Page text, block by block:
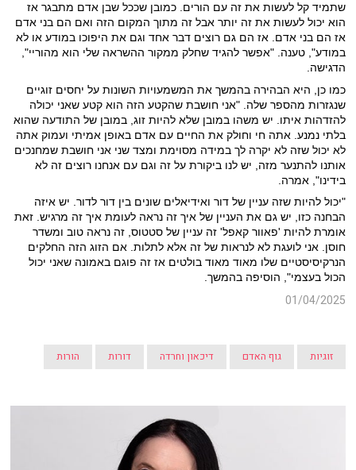
שתמיד קל לעשות את זה עם הורים. כמובן שככל שבן אדם מתבגר אז
הוא יכול לעשות את זה יותר אבל זה מתוך המקום הזה ואם הם בני אדם
אז הם בני אדם. אז הם גם רוצים דבר אחד וגם את היפוכו במודע או לא
במודע", טענה. "אפשר להגיד שחלק ממקור ההשראה שלי הוא מהוריי",
הדגישה.
כמו כן, היא הבהירה בהמשך את המשמעויות השונות על יחסים זוגיים
שנגזרות מהספר שלה. "אני חושבת שהקטע הזה הוא קטע שאני יכולה
להזדהות איתו. יש משהו במובן שלא להיות זוג, במובן של התודעה שהוא
בלתי נמנע. אתה חי וחולק את החיים עם אדם באופן אמיתי ועמוק אתה
לא יכול שזה לא יקרה לך במידה מסוימת ומצד שני אני חושבת שמחנכים
אותנו להתנער מזה, יש לנו ביקורת על זה וגם עם אנחנו רוצים זה לא
בידינו", אמרה.
"יכול להיות שזה עניין של דור ואידיאלים שונים בין דור לדור. יש איזה
הבחנה כזו, יש גם את העניין של איך זה נראה לעומת איך זה מרגיש. זאת
אומרת להיות 'פאוור קאפל' זה עניין של סטטוס, זה נראה טוב ומשדר
חוסן. אני לועגת לא לנראות של זה אלא לתלות. אם הזוג הזה החלקים
הנרקיסיסטיים שלו מאוד מאוד בולטים אז זה פוגם באמונה שאני יכול
הכול בעצמי", הוסיפה בהמשך.
01/04/2025
זוגיות גוף האדם דיכאון וחרדה דורות הורות